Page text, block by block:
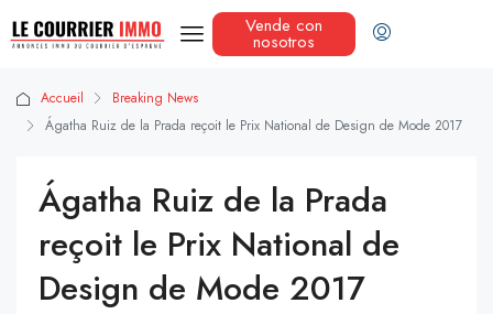
Vende con
nosotros
Accueil
Breaking News
Ágatha Ruiz de la Prada reçoit le Prix National de Design de Mode 2017
Ágatha Ruiz de la Prada
reçoit le Prix National de
Design de Mode 2017